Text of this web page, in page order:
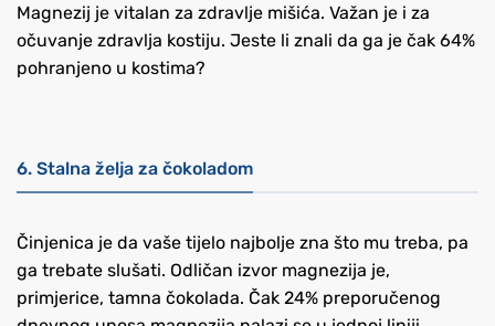
Magnezij je vitalan za zdravlje mišića. Važan je i za
očuvanje zdravlja kostiju. Jeste li znali da ga je čak 64%
pohranjeno u kostima?
6. Stalna želja za čokoladom
Činjenica je da vaše tijelo najbolje zna što mu treba, pa
ga trebate slušati. Odličan izvor magnezija je,
primjerice, tamna čokolada. Čak 24% preporučenog